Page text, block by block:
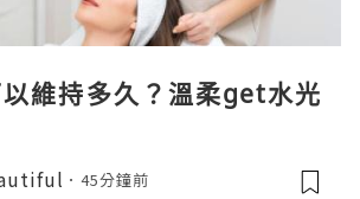
維持多久？溫柔get水光
45分鐘前